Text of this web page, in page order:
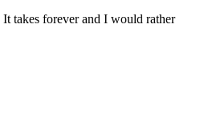
takes forever and I would rather